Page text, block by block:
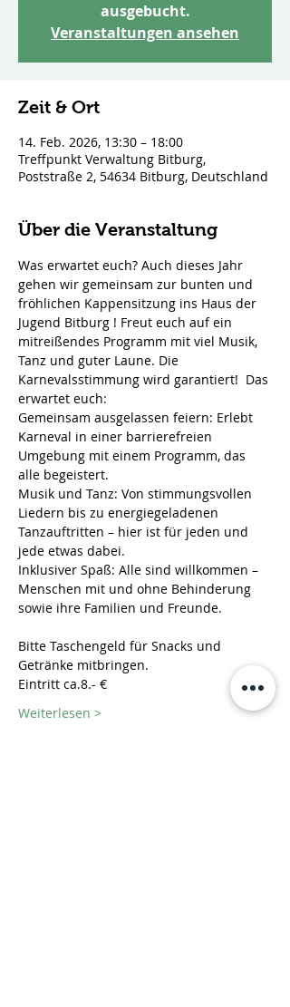
ausgebucht.
Veranstaltungen ansehen
Zeit & Ort
14. Feb. 2026, 13:30 – 18:00
Treffpunkt Verwaltung Bitburg,
Poststraße 2, 54634 Bitburg, Deutschland
Über die Veranstaltung
Was erwartet euch? Auch dieses Jahr
gehen wir gemeinsam zur bunten und
fröhlichen Kappensitzung ins Haus der
Jugend Bitburg ! Freut euch auf ein
mitreißendes Programm mit viel Musik,
Tanz und guter Laune. Die
Karnevalsstimmung wird garantiert!  Das
erwartet euch:
Gemeinsam ausgelassen feiern: Erlebt
Karneval in einer barrierefreien
Umgebung mit einem Programm, das
alle begeistert.
Musik und Tanz: Von stimmungsvollen
Liedern bis zu energiegeladenen
Tanzauftritten – hier ist für jeden und
jede etwas dabei.
Inklusiver Spaß: Alle sind willkommen –
Menschen mit und ohne Behinderung
sowie ihre Familien und Freunde.
Bitte Taschengeld für Snacks und
Getränke mitbringen.
Eintritt ca.8.- €
Weiterlesen >